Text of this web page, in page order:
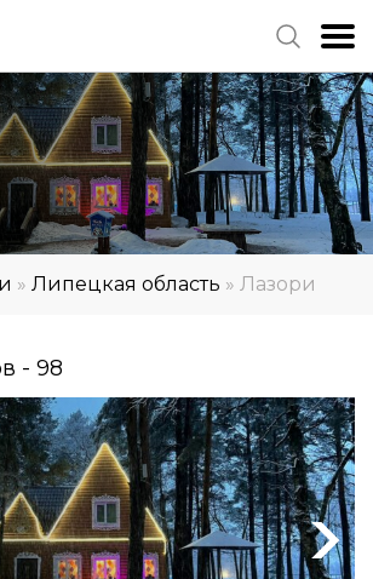
» Липецкая область » Лазори
- 98
Next